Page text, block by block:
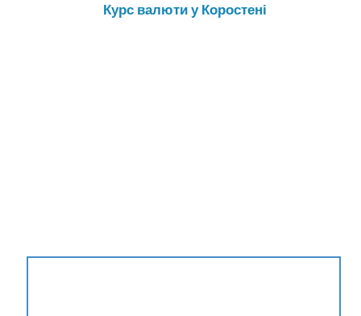
Курс валюти у Коростені